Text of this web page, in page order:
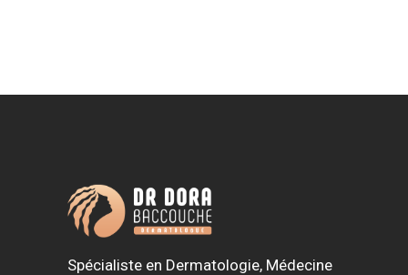
Spécialiste en Dermatologie, Médecine